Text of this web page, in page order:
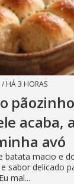
/ HÁ 3 HORAS
acaba,
avó
batata macio e
sabor delicado
mal...